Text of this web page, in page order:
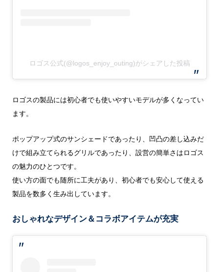
ロゴス公式(@logos_enjoy_outing)がシェアした投稿
ロゴスの製品には初心者でも使いやすいモデルが多くなってい
ます。
ポップアップ式のサンシェードであったり、凹凸の差し込みだ
けで組み立てられるグリルであったり、設営の簡単さはロゴス
の魅力のひとつです。
使い方の面でも随所に工夫があり、初心者でも安心して使える
製品を数多く生み出しています。
おしゃれなデザイン＆コラボアイテムが充実